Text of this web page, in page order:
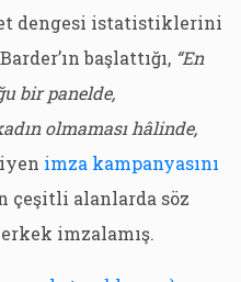
dengesi istatistiklerini
başlattığı, “En
bir panelde,
olmaması hâlinde,
imza kampanyasını
çeşitli alanlarda söz
imzalamış.